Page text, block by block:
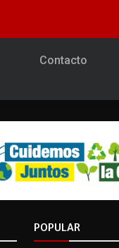
Contacto
POPULAR